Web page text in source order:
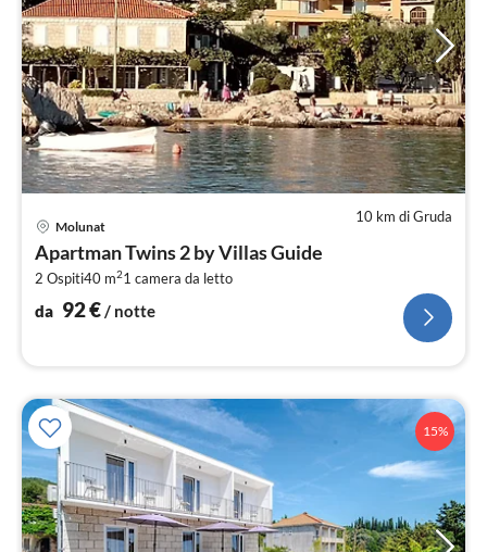
10 km di Gruda
Molunat
Apartman Twins 2 by Villas Guide
2 Ospiti40 m21 camera da letto
da 92€/ notte
15%